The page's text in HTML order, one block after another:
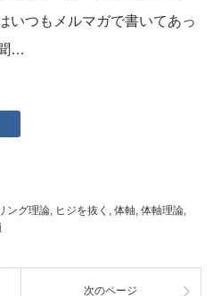
いつもメルマガで書いてあっ
…
ング理論, ヒジを抜く , 体軸, 体軸理論,
次のページ